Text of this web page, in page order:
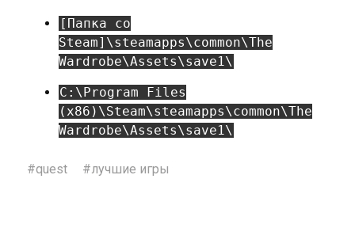
[Папка со
Steam]\steamapps\common\The
Wardrobe\Assets\save1\
C:\Program Files
(x86)\Steam\steamapps\common\The
Wardrobe\Assets\save1\
#quest #лучшие игры